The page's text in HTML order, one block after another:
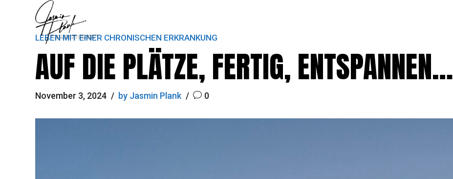
LEBEN MIT EINER CHRONISCHEN ERKRANKUNG
AUF DIE PLÄTZE, FERTIG, ENTSPANNEN…
November 3, 2024 by Jasmin Plank 0